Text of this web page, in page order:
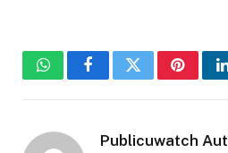
WhatsAppFacebookTwitter
Publicuwatch